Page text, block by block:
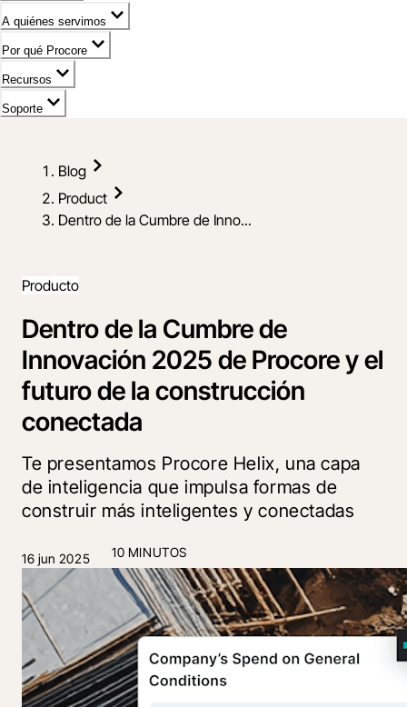
A quiénes servimos
Por qué Procore
Recursos
Soporte
Blog
Product
Dentro de la Cumbre de Inno...
Producto
Dentro de la Cumbre de
Innovación 2025 de Procore y el
futuro de la construcción
conectada
Te presentamos Procore Helix, una capa
de inteligencia que impulsa formas de
construir más inteligentes y conectadas
16 jun 2025 10 MINUTOS